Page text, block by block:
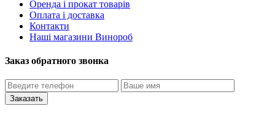
Оренда і прокат товарів
Оплата і доставка
Контакти
Наші магазини Винороб
Заказ обратного звонка